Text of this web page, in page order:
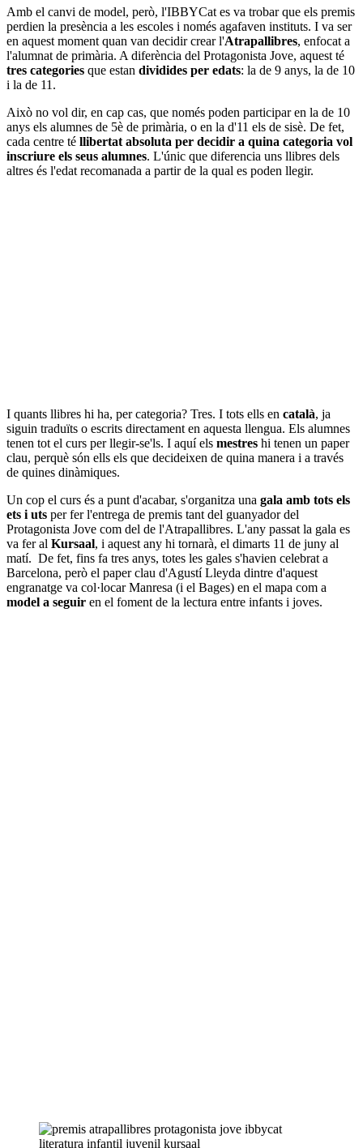
Amb el canvi de model, però, l'IBBYCat es va trobar que els premis
perdien la presència a les escoles i només agafaven instituts. I va ser
en aquest moment quan van decidir crear l'Atrapallibres, enfocat a
l'alumnat de primària. A diferència del Protagonista Jove, aquest té
tres categories que estan dividides per edats: la de 9 anys, la de 10
i la de 11.
Això no vol dir, en cap cas, que només poden participar en la de 10
anys els alumnes de 5è de primària, o en la d'11 els de sisè. De fet,
cada centre té llibertat absoluta per decidir a quina categoria vol
inscriure els seus alumnes. L'únic que diferencia uns llibres dels
altres és l'edat recomanada a partir de la qual es poden llegir.
I quants llibres hi ha, per categoria? Tres. I tots ells en català, ja
siguin traduïts o escrits directament en aquesta llengua. Els alumnes
tenen tot el curs per llegir-se'ls. I aquí els mestres hi tenen un paper
clau, perquè són ells els que decideixen de quina manera i a través
de quines dinàmiques.
Un cop el curs és a punt d'acabar, s'organitza una gala amb tots els
ets i uts per fer l'entrega de premis tant del guanyador del
Protagonista Jove com del de l'Atrapallibres. L'any passat la gala es
va fer al Kursaal, i aquest any hi tornarà, el dimarts 11 de juny al
matí. De fet, fins fa tres anys, totes les gales s'havien celebrat a
Barcelona, però el paper clau d'Agustí Lleyda dintre d'aquest
engranatge va col·locar Manresa (i el Bages) en el mapa com a
model a seguir en el foment de la lectura entre infants i joves.